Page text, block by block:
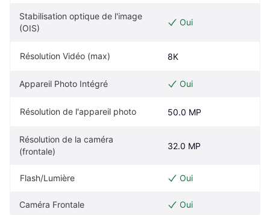
Stabilisation optique de l'image
(OIS)
Oui
Résolution Vidéo (max) 8K
Appareil Photo Intégré Oui
Résolution de l'appareil photo 50.0 MP
Résolution de la caméra
(frontale)
32.0 MP
Flash/Lumière Oui
Caméra Frontale Oui